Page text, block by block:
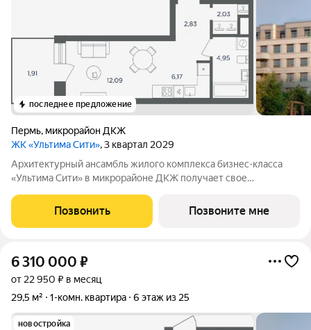
последнее предложение
Пермь, микрорайон ДКЖ
ЖК «Ультима Сити», 3 квартал 2029
Архитектурный ансамбль жилого комплекса бизнес-класса
«Ультима Сити» в микрорайоне ДКЖ получает свое
воплощает в себе современные стандарты городского жилья,
сочетая технологичность, эстетику и
Позвонить Позвоните мне
6 310 000 ₽
от 22 950 ₽ в месяц
29,5 м²
1-комн. квартира 6 этаж из 25
новостройка